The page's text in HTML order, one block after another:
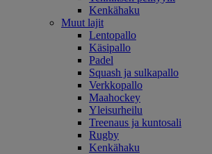
Kenkähaku
Muut lajit
Lentopallo
Käsipallo
Padel
Squash ja sulkapallo
Verkkopallo
Maahockey
Yleisurheilu
Treenaus ja kuntosali
Rugby
Kenkähaku